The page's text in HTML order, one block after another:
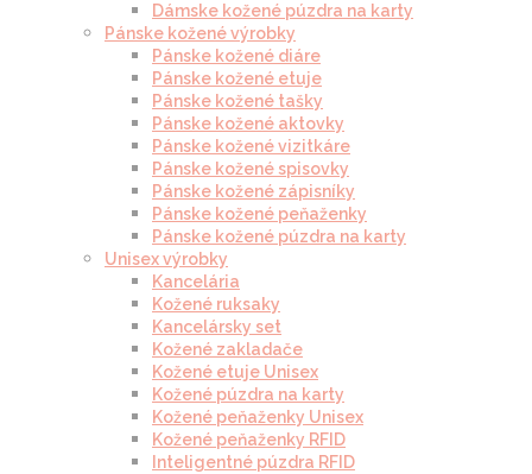
Dámske kožené púzdra na karty
Pánske kožené výrobky
Pánske kožené diáre
Pánske kožené etuje
Pánske kožené tašky
Pánske kožené aktovky
Pánske kožené vizitkáre
Pánske kožené spisovky
Pánske kožené zápisníky
Pánske kožené peňaženky
Pánske kožené púzdra na karty
Unisex výrobky
Kancelária
Kožené ruksaky
Kancelársky set
Kožené zakladače
Kožené etuje Unisex
Kožené púzdra na karty
Kožené peňaženky Unisex
Kožené peňaženky RFID
Inteligentné púzdra RFID